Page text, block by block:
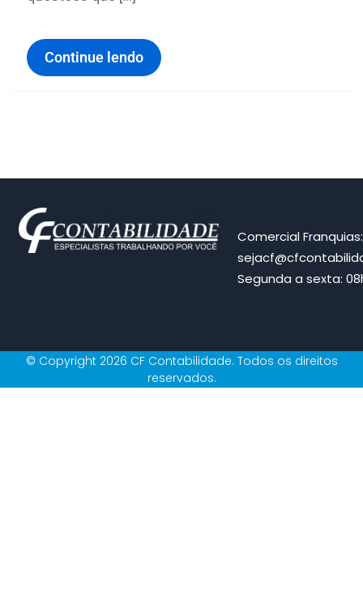
Continue lendo
Comercial
Segunda a sexta:
© Copyright 2026 CF Contabilidade. Todos os direitos
reservados.